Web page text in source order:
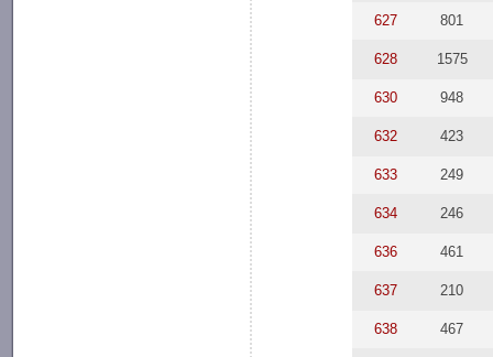
627 801
628 1575
630 948
632 423
633 249
634 246
636 461
637 210
638 467